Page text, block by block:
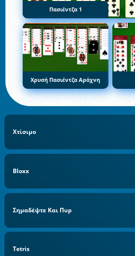
Πασιέντζα 1
Χρυσή Πασιέντζα Αράχνη
Χτίσιμο
Bloxx
Σημαδέψτε Και Πυρ
Tetris